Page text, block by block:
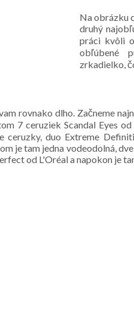
Na obrázku
druhý
práci kvôli
obľúbené
zrkadielko,
rovnako dlho. Začneme
7 ceruziek Scandal Eyes
ceruzky, duo Extreme
je tam jedna vodeodolná,
od L'Oréal a napokon je